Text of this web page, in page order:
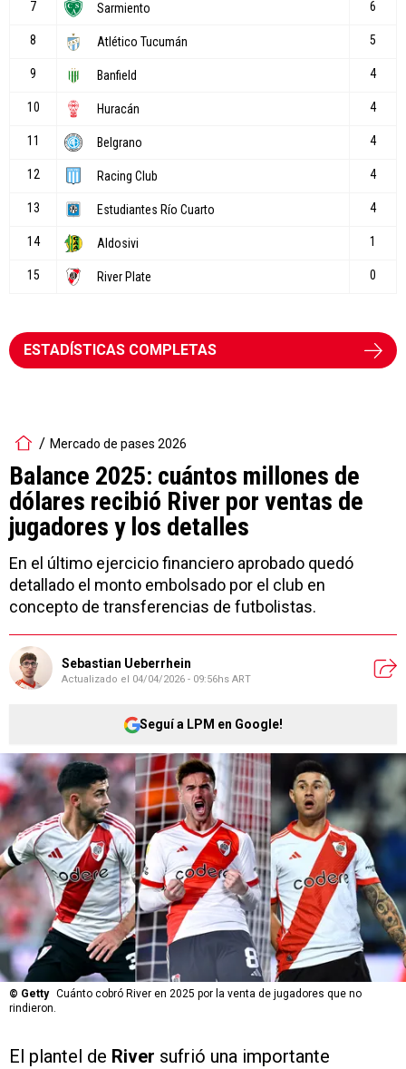
ESTADÍSTICAS COMPLETAS
Mercado de pases 2026
Balance 2025: cuántos millones de
dólares recibió River por ventas de
jugadores y los detalles
En el último ejercicio financiero aprobado quedó
detallado el monto embolsado por el club en
concepto de transferencias de futbolistas.
Sebastian Ueberrhein
Actualizado el 04/04/2026 - 09:56hs ART
Seguí a LPM en Google!
© Getty Cuánto cobró River en 2025 por la venta de jugadores que no
rindieron.
El plantel de River sufrió una importante